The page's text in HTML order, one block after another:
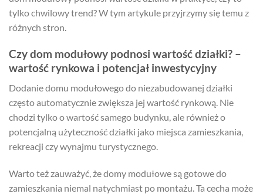
tylko chwilowy trend? W tym artykule przyjrzymy się temu z
różnych stron.
Czy dom modułowy podnosi wartość działki? –
wartość rynkowa i potencjał inwestycyjny
Dodanie domu modułowego do niezabudowanej działki
często automatycznie zwiększa jej wartość rynkową. Nie
chodzi tylko o wartość samego budynku, ale również o
potencjalną użyteczność działki jako miejsca zamieszkania,
rekreacji czy wynajmu turystycznego.
Warto też zauważyć, że domy modułowe są gotowe do
zamieszkania niemal natychmiast po montażu. Ta cecha może